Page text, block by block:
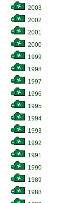
2003
2002
2001
2000
1999
1998
1997
1996
1995
1994
1993
1992
1991
1990
1989
1988